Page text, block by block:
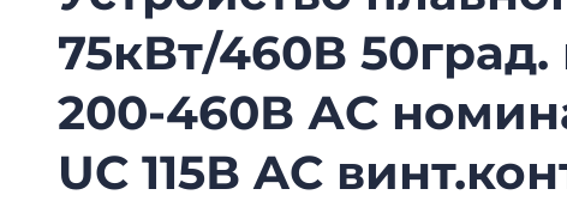
75кВт/460В
200-460В АС
UC 115В AC